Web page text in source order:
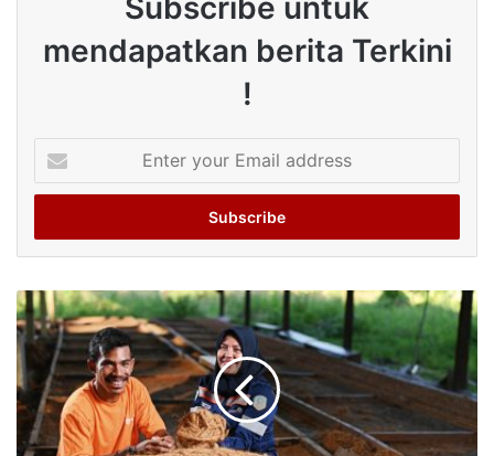
mendapatkan berita Terkini
!
your
Email